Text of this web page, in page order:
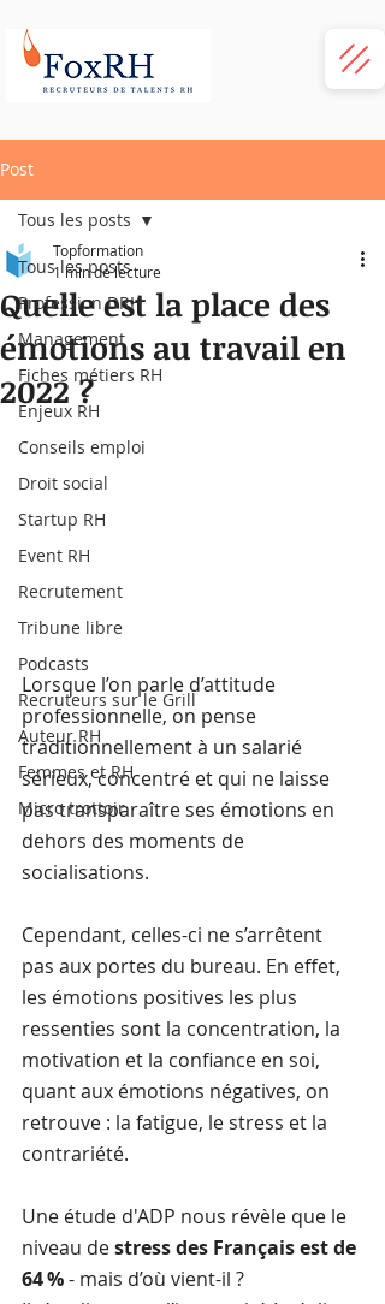
Post
Tous les posts
Profession DRH
Management
Fiches métiers RH
Enjeux RH
Conseils emploi
Droit social
Startup RH
Event RH
Recrutement
Tribune libre
Podcasts
Recruteurs sur le Grill
Auteur RH
Femmes et RH
Micro trottoir
Tous les posts
Quelle est la place des
émotions au travail en
2022 ?
Topformation
1 min de lecture
Lorsque l’on parle d’attitude
professionnelle, on pense
traditionnellement à un salarié
sérieux, concentré et qui ne laisse
pas transparaître ses émotions en
dehors des moments de
socialisations.
Cependant, celles-ci ne s’arrêtent
pas aux portes du bureau. En effet,
les émotions positives les plus
ressenties sont la concentration, la
motivation et la confiance en soi,
quant aux émotions négatives, on
retrouve : la fatigue, le stress et la
contrariété.
Une étude d'ADP nous révèle que le
niveau de stress des Français est de
64 % - mais d’où vient-il ?